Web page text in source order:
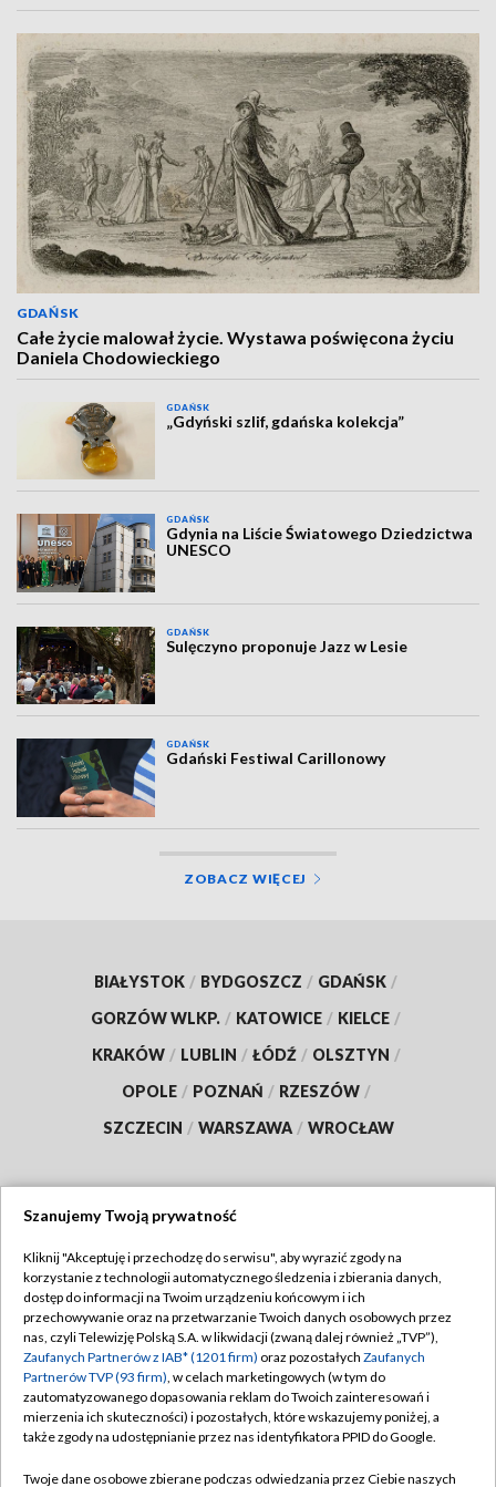
GDAŃSK
Całe życie malował życie. Wystawa poświęcona życiu
Daniela Chodowieckiego
GDAŃSK
„Gdyński szlif, gdańska kolekcja”
GDAŃSK
Gdynia na Liście Światowego Dziedzictwa
UNESCO
GDAŃSK
Sulęczyno proponuje Jazz w Lesie
GDAŃSK
Gdański Festiwal Carillonowy
ZOBACZ WIĘCEJ
BIAŁYSTOK / BYDGOSZCZ / GDAŃSK /
GORZÓW WLKP. / KATOWICE / KIELCE /
KRAKÓW / LUBLIN / ŁÓDŹ / OLSZTYN /
OPOLE / POZNAŃ / RZESZÓW /
SZCZECIN / WARSZAWA / WROCŁAW
TVP
Abonament TVP
Emisja w TVP
Centrum informacji TVP
Naziemna Telewizja Cyfrowa
Regulamin TVP
Polityka prywatności
Moje zgody
Pomoc
Szanujemy Twoją prywatność
Kliknij "Akceptuję i przechodzę do serwisu", aby wyrazić zgody na
korzystanie z technologii automatycznego śledzenia i zbierania danych,
dostęp do informacji na Twoim urządzeniu końcowym i ich
przechowywanie oraz na przetwarzanie Twoich danych osobowych przez
nas, czyli Telewizję Polską S.A. w likwidacji (zwaną dalej również „TVP”),
Zaufanych Partnerów z IAB* (1201 firm) oraz pozostałych Zaufanych
Partnerów TVP (93 firm), w celach marketingowych (w tym do
zautomatyzowanego dopasowania reklam do Twoich zainteresowań i
mierzenia ich skuteczności) i pozostałych, które wskazujemy poniżej, a
także zgody na udostępnianie przez nas identyfikatora PPID do Google.
Twoje dane osobowe zbierane podczas odwiedzania przez Ciebie naszych